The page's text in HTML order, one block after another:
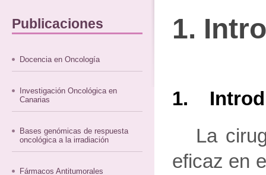
Publicaciones
Docencia en Oncología
Investigación Oncológica en
Canarias
Bases genómicas de respuesta
oncológica a la irradiación
Fármacos Antitumorales
1.
1.
La
eficaz en